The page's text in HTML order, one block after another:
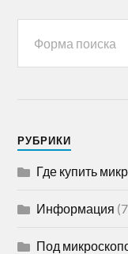
РУБРИКИ
Где купить
Информация
Под